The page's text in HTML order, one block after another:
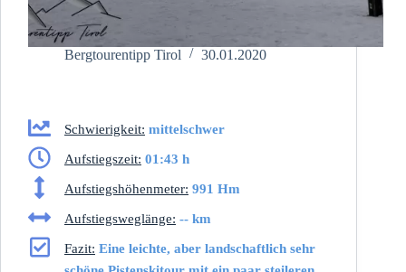
Bergtourentipp Tirol 30.01.2020
Schwierigkeit: mittelschwer
Aufstiegszeit: 01:43 h
Aufstiegshöhenmeter: 991 Hm
Aufstiegsweglänge: -- km
Fazit: Eine leichte, aber landschaftlich sehr